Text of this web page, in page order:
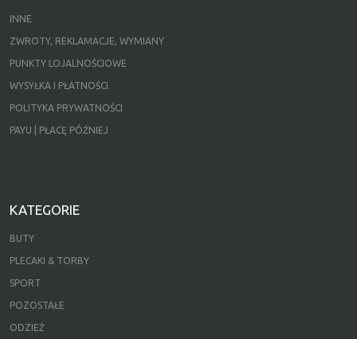
INNE
ZWROTY, REKLAMACJE, WYMIANY
PUNKTY LOJALNOŚCIOWE
WYSYŁKA I PŁATNOŚCI
POLITYKA PRYWATNOŚCI
PAYU | PŁACĘ PÓŹNIEJ
KATEGORIE
BUTY
PLECAKI & TORBY
SPORT
POZOSTAŁE
ODZIEŻ